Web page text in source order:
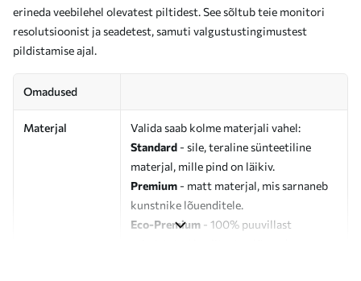
erineda veebilehel olevatest piltidest. See sõltub teie monitori
resolutsioonist ja seadetest, samuti valgustustingimustest
pildistamise ajal.
Omadused
Materjal
Valida saab kolme materjali vahel:
Standard - sile, teraline sünteetiline
materjal, mille pind on läikiv.
Premium - matt materjal, mis sarnaneb
kunstnike lõuenditele.
Eco-Premium - 100% puuvillast